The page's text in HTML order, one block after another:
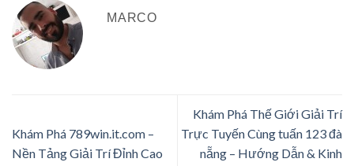
MARCO
Khám Phá 789win.it.com –
Nền Tảng Giải Trí Đỉnh Cao
Khám Phá Thế Giới Giải Trí
Trực Tuyến Cùng tuấn 123 đà
nẵng – Hướng Dẫn & Kinh